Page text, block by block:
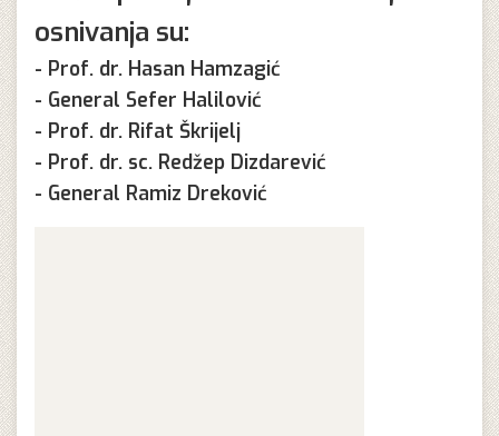
osnivanja su:
- Prof. dr. Hasan Hamzagić
- General Sefer Halilović
- Prof. dr. Rifat Škrijelj
- Prof. dr. sc. Redžep Dizdarević
- General Ramiz Dreković